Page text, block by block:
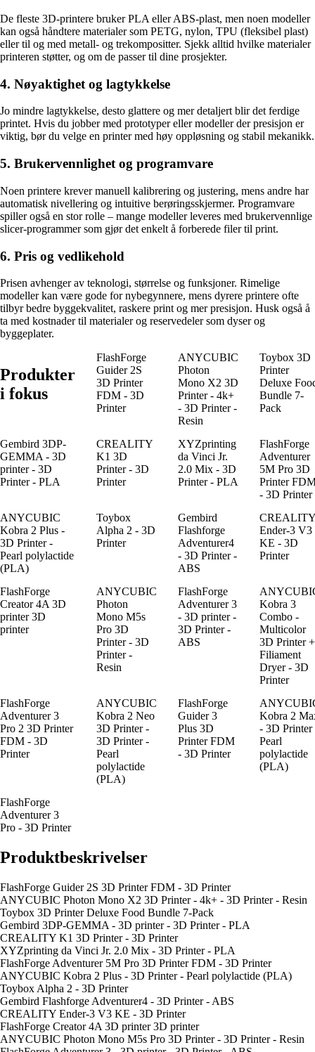
De fleste 3D-printere bruker PLA eller ABS-plast, men noen modeller
kan også håndtere materialer som PETG, nylon, TPU (fleksibel plast)
eller til og med metall- og trekompositter. Sjekk alltid hvilke materialer
printeren støtter, og om de passer til dine prosjekter.
4. Nøyaktighet og lagtykkelse
Jo mindre lagtykkelse, desto glattere og mer detaljert blir det ferdige
printet. Hvis du jobber med prototyper eller modeller der presisjon er
viktig, bør du velge en printer med høy oppløsning og stabil mekanikk.
5. Brukervennlighet og programvare
Noen printere krever manuell kalibrering og justering, mens andre har
automatisk nivellering og intuitive berøringsskjermer. Programvare
spiller også en stor rolle – mange modeller leveres med brukervennlige
slicer-programmer som gjør det enkelt å forberede filer til print.
6. Pris og vedlikehold
Prisen avhenger av teknologi, størrelse og funksjoner. Rimelige
modeller kan være gode for nybegynnere, mens dyrere printere ofte
tilbyr bedre byggekvalitet, raskere print og mer presisjon. Husk også å
ta med kostnader til materialer og reservedeler som dyser og
byggeplater.
Produkter
i fokus
FlashForge
Guider 2S
3D Printer
FDM - 3D
Printer
ANYCUBIC
Photon
Mono X2 3D
Printer - 4k+
- 3D Printer -
Resin
Toybox 3D
Printer
Deluxe
Bundle 7-
Pack
Gembird 3DP-
GEMMA - 3D
printer - 3D
Printer - PLA
CREALITY
K1 3D
Printer - 3D
Printer
XYZprinting
da Vinci Jr.
2.0 Mix - 3D
Printer - PLA
FlashForge
Adventurer
5M Pro 3D
Printer
- 3D Printer
ANYCUBIC
Kobra 2 Plus -
3D Printer -
Pearl polylactide
(PLA)
Toybox
Alpha 2 - 3D
Printer
Gembird
Flashforge
Adventurer4
- 3D Printer -
ABS
CREALITY
Ender-3 V3
KE - 3D
Printer
FlashForge
Creator 4A 3D
printer 3D
printer
ANYCUBIC
Photon
Mono M5s
Pro 3D
Printer - 3D
Printer -
Resin
FlashForge
Adventurer 3
- 3D printer -
3D Printer -
ABS
Kobra 3
Combo -
Multicolor
3D Printer +
Filiament
Dryer - 3D
Printer
FlashForge
Adventurer 3
Pro 2 3D Printer
FDM - 3D
Printer
ANYCUBIC
Kobra 2 Neo
3D Printer -
3D Printer -
Pearl
polylactide
(PLA)
FlashForge
Guider 3
Plus 3D
Printer FDM
- 3D Printer
Kobra 2
- 3D Printer
Pearl
polylactide
(PLA)
FlashForge
Adventurer 3
Pro - 3D Printer
Produktbeskrivelser
FlashForge Guider 2S 3D Printer FDM - 3D Printer
ANYCUBIC Photon Mono X2 3D Printer - 4k+ - 3D Printer - Resin
Toybox 3D Printer Deluxe Food Bundle 7-Pack
Gembird 3DP-GEMMA - 3D printer - 3D Printer - PLA
CREALITY K1 3D Printer - 3D Printer
XYZprinting da Vinci Jr. 2.0 Mix - 3D Printer - PLA
FlashForge Adventurer 5M Pro 3D Printer FDM - 3D Printer
ANYCUBIC Kobra 2 Plus - 3D Printer - Pearl polylactide (PLA)
Toybox Alpha 2 - 3D Printer
Gembird Flashforge Adventurer4 - 3D Printer - ABS
CREALITY Ender-3 V3 KE - 3D Printer
FlashForge Creator 4A 3D printer 3D printer
ANYCUBIC Photon Mono M5s Pro 3D Printer - 3D Printer - Resin